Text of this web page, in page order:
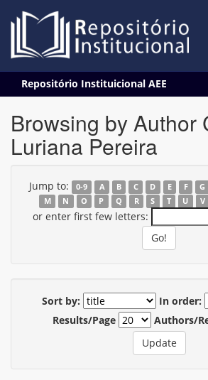
navigation
Repositório Instituicional AEE
Browsing by Author
Luriana Pereira
Jump to: 0-9 A B C D E F G
M
N O P Q R S T U V
or enter first few letters:
Sort by:
In order:
Results/Page
Authors/